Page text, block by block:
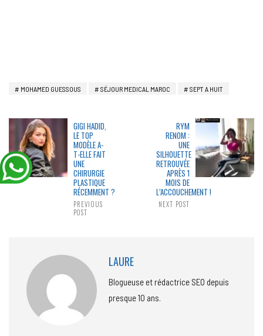
MOHAMED GUESSOUS SÉJOUR MEDICAL MAROC SEPT A HUIT
GIGI HADID,
LE TOP
MODÈLE A-
T-ELLE FAIT
UNE
CHIRURGIE
PLASTIQUE
RÉCEMMENT ?
PREVIOUS
POST
RYM
RENOM :
UNE
SILHOUETTE
RETROUVÉE
APRÈS 1
MOIS DE
L’ACCOUCHEMENT !
NEXT POST
LAURE
Blogueuse et rédactrice SEO depuis
presque 10 ans.